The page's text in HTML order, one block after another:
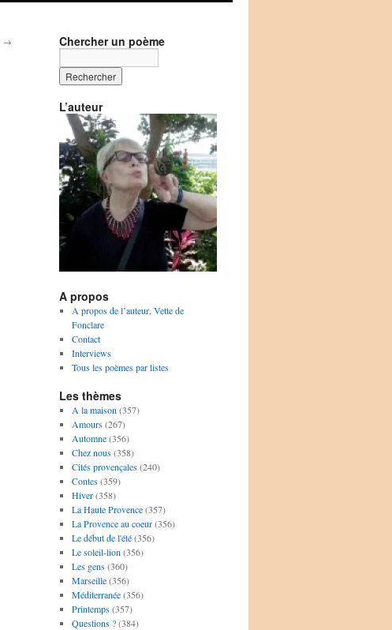
→ Chercher un poème
L’auteur
A propos
A propos de l’auteur, Vette de
Fonclare
Contact
Interviews
Tous les poèmes par listes
Les thèmes
A la maison (357)
Amours(267)
Automne(356)
Chez nous(358)
Cités provençales(240)
Contes(359)
Hiver(358)
La Haute Provence(357)
La Provence au coeur(356)
Le début de l'été(356)
Le soleil-lion (356)
Les gens(360)
Marseille(356)
Méditerranée(356)
Printemps(357)
Questions ?(384)